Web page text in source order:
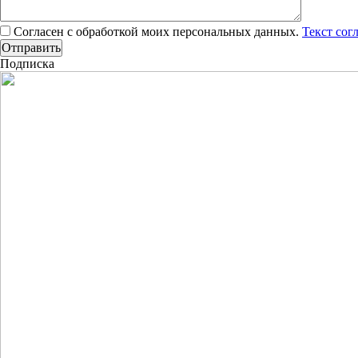
Согласен с обработкой моих персональных данных. Текст
Подписка